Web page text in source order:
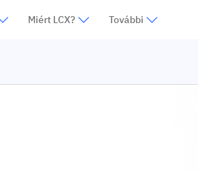
Miért LCX? További